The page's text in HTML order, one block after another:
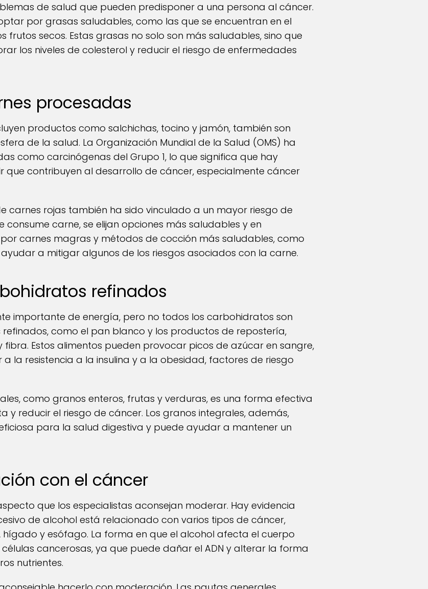
de salud que pueden predisponer a una persona al cáncer.
por grasas saludables, como las que se encuentran en el
frutos secos. Estas grasas no solo son más saludables, sino que
los niveles de colesterol y reducir el riesgo de enfermedades
procesadas
productos como salchichas, tocino y jamón, también son
de la salud. La Organización Mundial de la Salud (OMS) ha
como carcinógenas del Grupo 1, lo que significa que hay
que contribuyen al desarrollo de cáncer, especialmente cáncer
carnes rojas también ha sido vinculado a un mayor riesgo de
consume carne, se elijan opciones más saludables y en
carnes magras y métodos de cocción más saludables, como
a mitigar algunos de los riesgos asociados con la carne.
refinados
importante de energía, pero no todos los carbohidratos son
refinados, como el pan blanco y los productos de repostería,
Estos alimentos pueden provocar picos de azúcar en sangre,
la resistencia a la insulina y a la obesidad, factores de riesgo
como granos enteros, frutas y verduras, es una forma efectiva
y reducir el riesgo de cáncer. Los granos integrales, además,
para la salud digestiva y puede ayudar a mantener un
con el cáncer
que los especialistas aconsejan moderar. Hay evidencia
de alcohol está relacionado con varios tipos de cáncer,
y esófago. La forma en que el alcohol afecta el cuerpo
cancerosas, ya que puede dañar el ADN y alterar la forma
nutrientes.